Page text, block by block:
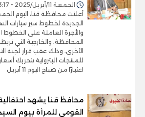
الجمعة 11/أبريل/2025 - 03:17 م
أعلنت محافظة قنا، اليوم
الجديدة لخطوط سير سيارات
والأجرة العاملة على الخطوط
المحافظة، والخارجية التي
الأخرى، وذلك عقب قرار لجنة
للمنتجات البترولية بتحريك
اعتبارًا من صباح اليوم 11 أبريل
محافظ قنا يشهد
القومي للمرأة بيوم